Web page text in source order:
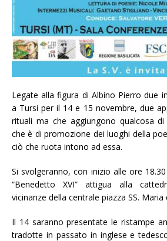
Legate alla figura di Albino Pierro due
a Tursi per il 14 e 15 novembre, due
rituali ma che aggiungono qualcosa di
che è di promozione dei luoghi della
ciò che ruota intono ad essa.
Si svolgeranno, con inizio alle ore
“Benedetto XVI” attigua alla
vicinanze della centrale piazza SS. Maria
Il 14 saranno presentate le ristampe
tradotte in passato in inglese e